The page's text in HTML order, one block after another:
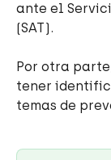
ante el
(SAT).
Por otra
tener
temas de